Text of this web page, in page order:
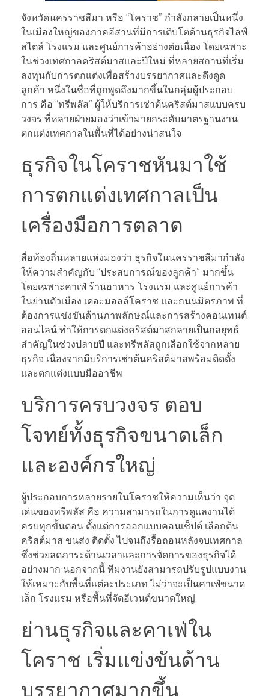
จังหวัดนครราชสีมา หรือ “โคราช” กำลังกลายเป็นหนึ่ง
ในเมืองใหญ่ของภาคอีสานที่มีการเติบโตด้านธุรกิจไลฟ์
สไตล์ โรงแรม และศูนย์การค้าอย่างต่อเนื่อง โดยเฉพาะ
ในช่วงเทศกาลคริสต์มาสและปีใหม่ ที่หลายสถานที่เริ่ม
ลงทุนกับการตกแต่งเพื่อสร้างบรรยากาศและดึงดูด
ลูกค้า หนึ่งในชื่อที่ถูกพูดถึงมากขึ้นในกลุ่มผู้ประกอบ
การ คือ “ทรีพลัส” ผู้ให้บริการเช่าต้นคริสต์มาสแบบครบ
วงจร ที่หลายฝ่ายมองว่าเข้ามายกระดับมาตรฐานงาน
ตกแต่งเทศกาลในพื้นที่ได้อย่างน่าสนใจ
ธุรกิจในโคราชหันมาใช้
การตกแต่งเทศกาลเป็น
เครื่องมือการตลาด
สื่อท้องถิ่นหลายแห่งมองว่า ธุรกิจในนครราชสีมากำลัง
ให้ความสำคัญกับ “ประสบการณ์ของลูกค้า” มากขึ้น
โดยเฉพาะคาเฟ่ ร้านอาหาร โรงแรม และศูนย์การค้า
ในย่านตัวเมือง เดอะมอลล์โคราช และถนนมิตรภาพ ที่
ต้องการแข่งขันด้านภาพลักษณ์และการสร้างคอนเทนต์
ออนไลน์ ทำให้การตกแต่งคริสต์มาสกลายเป็นกลยุทธ์
สำคัญในช่วงปลายปี และทรีพลัสถูกเลือกใช้จากหลาย
ธุรกิจ เนื่องจากมีบริการเช่าต้นคริสต์มาสพร้อมติดตั้ง
และตกแต่งแบบมืออาชีพ
บริการครบวงจร ตอบ
โจทย์ทั้งธุรกิจขนาดเล็ก
และองค์กรใหญ่
ผู้ประกอบการหลายรายในโคราชให้ความเห็นว่า จุด
เด่นของทรีพลัส คือ ความสามารถในการดูแลงานได้
ครบทุกขั้นตอน ตั้งแต่การออกแบบคอนเซ็ปต์ เลือกต้น
คริสต์มาส ขนส่ง ติดตั้ง ไปจนถึงรื้อถอนหลังจบเทศกาล
ซึ่งช่วยลดภาระด้านเวลาและการจัดการของธุรกิจได้
อย่างมาก นอกจากนี้ ทีมงานยังสามารถปรับรูปแบบงาน
ให้เหมาะกับพื้นที่แต่ละประเภท ไม่ว่าจะเป็นคาเฟ่ขนาด
เล็ก โรงแรม หรือพื้นที่จัดอีเวนต์ขนาดใหญ่
ย่านธุรกิจและคาเฟ่ใน
โคราช เริ่มแข่งขันด้าน